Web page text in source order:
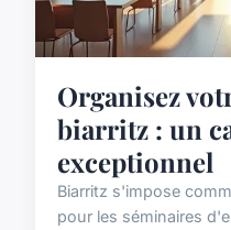
Organisez
biarritz : un
exceptionnel
Biarritz s'impose
pour les séminaires